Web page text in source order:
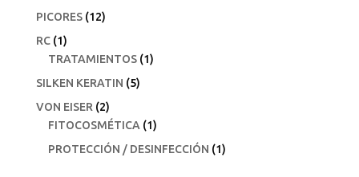
PICORES (12)
RC (1)
TRATAMIENTOS (1)
SILKEN KERATIN (5)
VON EISER (2)
FITOCOSMÉTICA (1)
PROTECCIÓN / DESINFECCIÓN (1)